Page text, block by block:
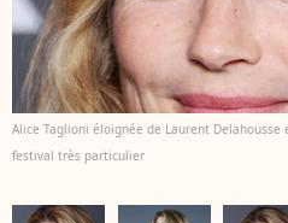
Alice Taglioni éloignée de Laurent
festival très particulier